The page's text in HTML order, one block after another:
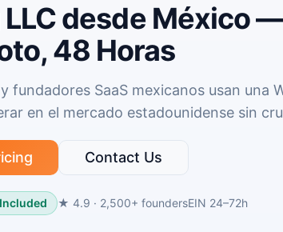
desde México
48 Horas
fundadores SaaS mexicanos usan una
en el mercado estadounidense sin
Contact Us
★ 4.9 · 2,500+ foundersEIN 24–72h